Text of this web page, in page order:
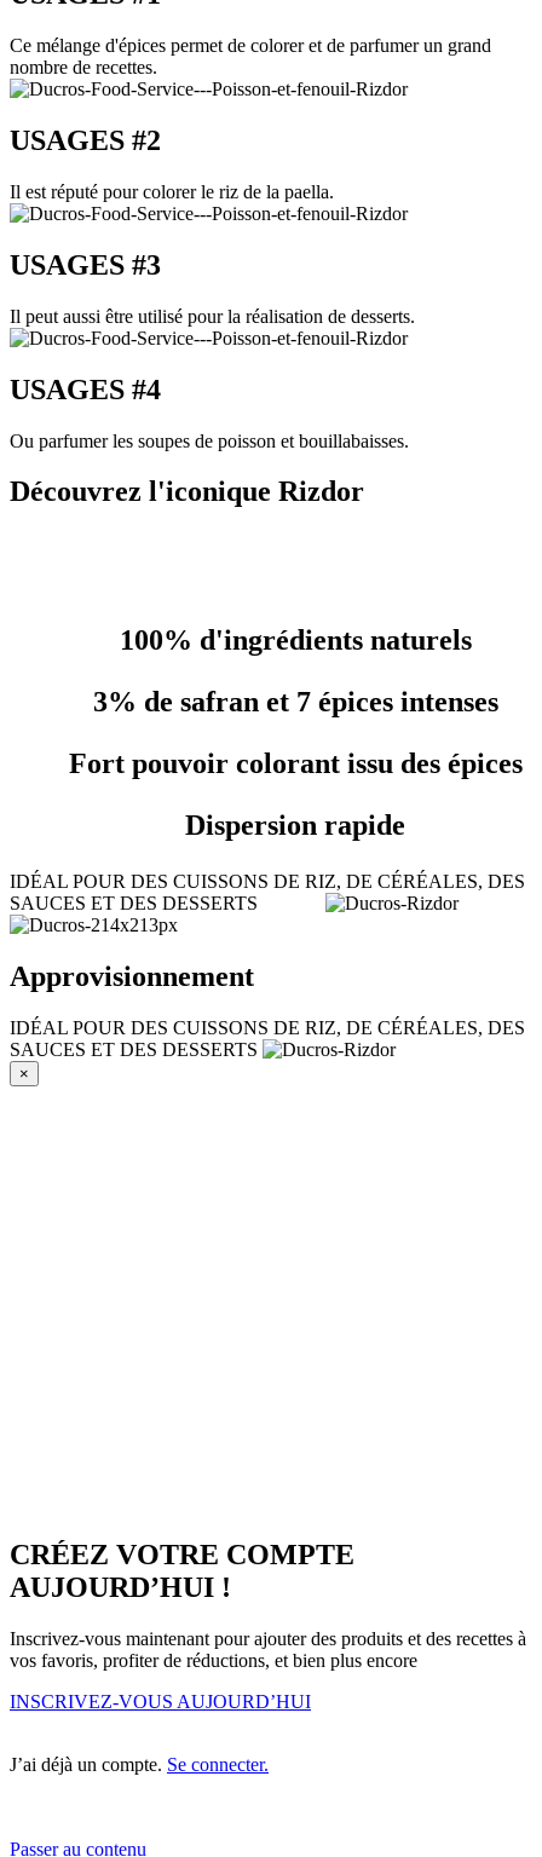
Ce mélange d'épices permet de colorer et de parfumer un grand
nombre de recettes.
USAGES #2
Il est réputé pour colorer le riz de la paella.
USAGES #3
Il peut aussi être utilisé pour la réalisation de desserts.
USAGES #4
Ou parfumer les soupes de poisson et bouillabaisses.
Découvrez l'iconique Rizdor
100% d'ingrédients naturels
3% de safran et 7 épices intenses
Fort pouvoir colorant issu des épices
Dispersion rapide
IDÉAL POUR DES CUISSONS DE RIZ, DE CÉRÉALES, DES
SAUCES ET DES DESSERTS
Approvisionnement
IDÉAL POUR DES CUISSONS DE RIZ, DE CÉRÉALES, DES
SAUCES ET DES DESSERTS
×
CRÉEZ VOTRE COMPTE
AUJOURD’HUI !
Inscrivez-vous maintenant pour ajouter des produits et des recettes à
vos favoris, profiter de réductions, et bien plus encore
INSCRIVEZ-VOUS AUJOURD’HUI
J’ai déjà un compte. Se connecter.
Passer au contenu